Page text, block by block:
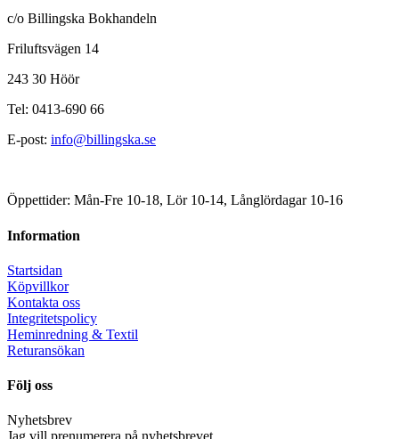
c/o Billingska Bokhandeln
Friluftsvägen 14
243 30 Höör
Tel: 0413-690 66
E-post: info@billingska.se
Öppettider: Mån-Fre 10-18, Lör 10-14, Långlördagar 10-16
Information
Startsidan
Köpvillkor
Kontakta oss
Integritetspolicy
Heminredning & Textil
Returansökan
Följ oss
Nyhetsbrev